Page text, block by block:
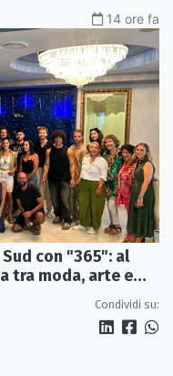
14 ore fa
con "365": al
tra moda, arte e
Condividi su: